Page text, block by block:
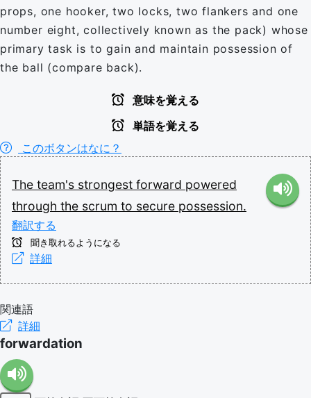
props, one hooker, two locks, two flankers and one
number eight, collectively known as the pack) whose
primary task is to gain and maintain possession of
the ball (compare back).
意味を覚える
単語を覚える
このボタンはなに？
The team's strongest forward powered
through the scrum to secure possession.
翻訳する
聞き取れるようになる
詳細
関連語
詳細
forwardation